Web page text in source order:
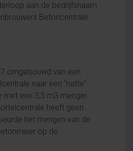
aan de bedrijfsnaam
Betoncentrale
omgebouwd van een
naar een “natte”
een 3,5 m3 menger.
heeft geen
het mengen van de
op de